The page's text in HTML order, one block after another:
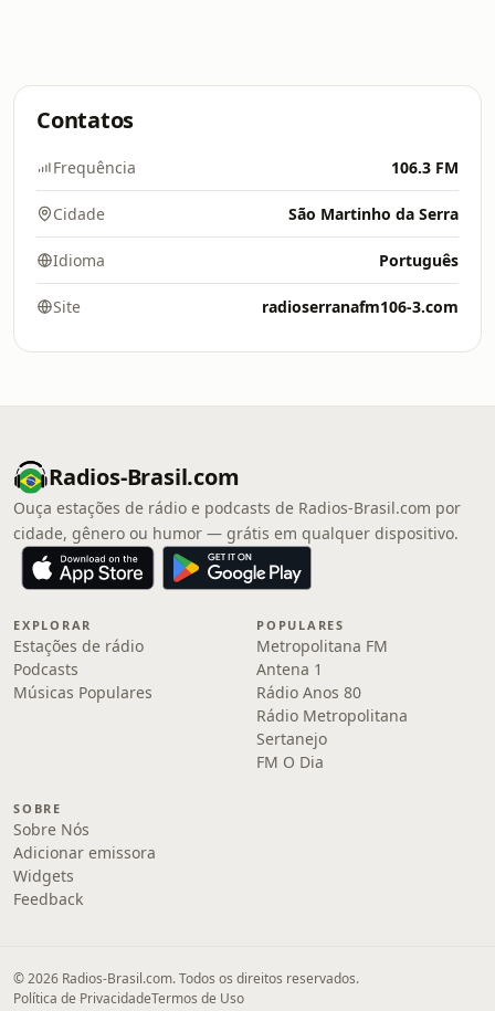
Contatos
Frequência 106.3 FM
Cidade São Martinho da Serra
Idioma Português
Site radioserranafm106-3.com
Radios-Brasil.com
Ouça estações de rádio e podcasts de Radios-Brasil.com por
cidade, gênero ou humor — grátis em qualquer dispositivo.
EXPLORAR
Estações de rádio
Podcasts
Músicas Populares
POPULARES
Metropolitana FM
Antena 1
Rádio Anos 80
Rádio Metropolitana
Sertanejo
FM O Dia
SOBRE
Sobre Nós
Adicionar emissora
Widgets
Feedback
© 2026 Radios-Brasil.com. Todos os direitos reservados.
Política de PrivacidadeTermos de Uso